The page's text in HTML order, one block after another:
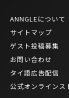
ANNGLEについて
サイトマップ
ゲスト投稿募集
お問い合わせ
タイ語広告配信
公式オンラインス